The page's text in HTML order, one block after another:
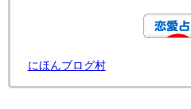
にほんブログ村